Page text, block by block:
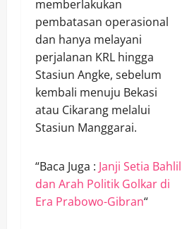
memberlakukan
pembatasan operasional
dan hanya melayani
perjalanan KRL hingga
Stasiun Angke, sebelum
kembali menuju Bekasi
atau Cikarang melalui
Stasiun Manggarai.
“Baca Juga : Janji Setia Bahlil
dan Arah Politik Golkar di
Era Prabowo-Gibran“